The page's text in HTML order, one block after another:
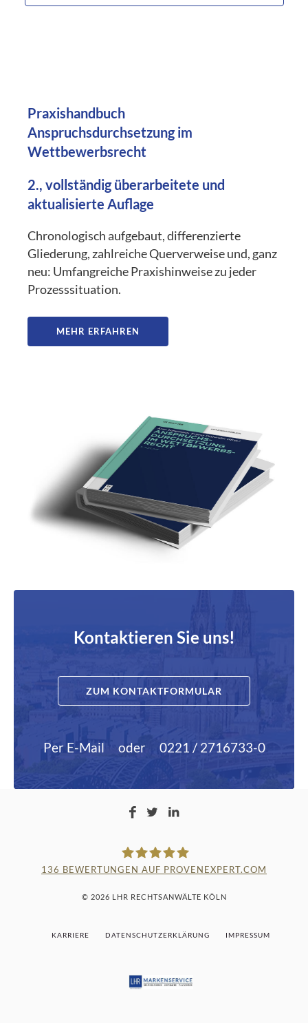
Praxishandbuch
Anspruchsdurchsetzung im
Wettbewerbsrecht
2., vollständig überarbeitete und
aktualisierte Auflage
Chronologisch aufgebaut, differenzierte
Gliederung, zahlreiche Querverweise und, ganz
neu: Umfangreiche Praxishinweise zu jeder
Prozesssituation.
MEHR ERFAHREN
Kontaktieren Sie uns!
ZUM KONTAKTFORMULAR
Per E-Mail oder 0221 / 2716733-0
LAMPMANN, HABERKAMM &
ROSENBAUM
136 BEWERTUNGEN AUF PROVENEXPERT.COM
© 2026 LHR RECHTSANWÄLTE KÖLN
KARRIERE DATENSCHUTZERKLÄRUNG IMPRESSUM